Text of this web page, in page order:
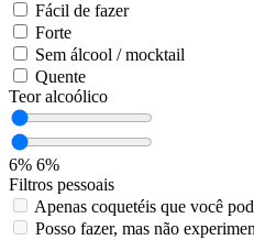
Fácil de fazer
Forte
Sem álcool / mocktail
Quente
Teor alcoólico
6% 6%
Filtros pessoais
Apenas coquetéis que você
Posso fazer, mas não